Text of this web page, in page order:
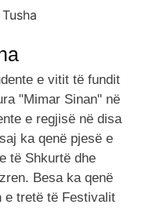
e vitit të fundit
"Mimar Sinan" në
e regjisë në disa
ka qenë pjesë e
të Shkurtë dhe
Besa ka qenë
e tretë të Festivalit